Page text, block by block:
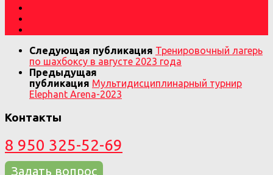
Следующая публикация Тренировочный лагерь
по шахбоксу в августе 2023 года
Предыдущая
публикация Мультидисциплинарный турнир
Elephant Arena-2023
Контакты
8 950 325-52-69
Задать вопрос